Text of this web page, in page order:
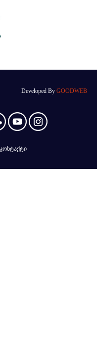
Developed By GOODWEB
კონტაქტი